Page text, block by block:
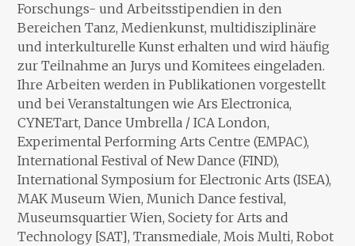
Forschungs- und Arbeitsstipendien in den
Bereichen Tanz, Medienkunst, multidisziplinäre
und interkulturelle Kunst erhalten und wird häufig
zur Teilnahme an Jurys und Komitees eingeladen.
Ihre Arbeiten werden in Publikationen vorgestellt
und bei Veranstaltungen wie Ars Electronica,
CYNETart, Dance Umbrella / ICA London,
Experimental Performing Arts Centre (EMPAC),
International Festival of New Dance (FIND),
International Symposium for Electronic Arts (ISEA),
MAK Museum Wien, Munich Dance festival,
Museumsquartier Wien, Society for Arts and
Technology [SAT], Transmediale, Mois Multi, Robot